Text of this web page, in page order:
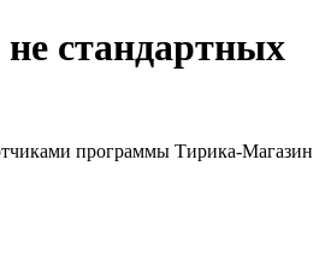
не стандартных
программы Тирика-Магазин